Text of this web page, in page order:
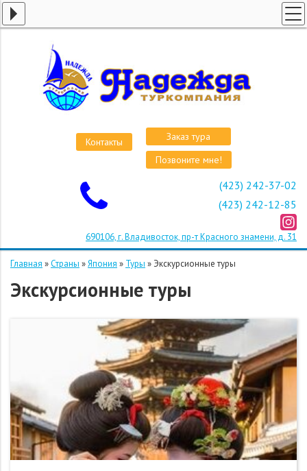
Контакты
Заказ тура
Позвоните мне!
(423) 242-37-02
(423) 242-12-85
690106, г. Владивосток, пр-т Красного знамени, д. 31
ВИЗЫ
АВИАБИЛЕТЫ
ОТЕЛИ
Главная »Страны »Япония » Туры » Экскурсионные туры
Экскурсионные туры